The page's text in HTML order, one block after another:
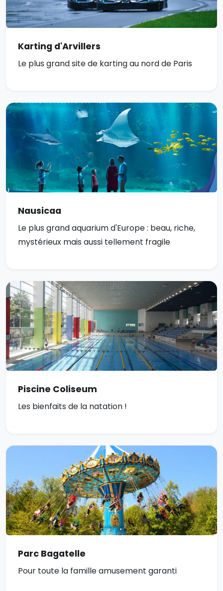
Karting d'Arvillers
Le plus grand site de karting au nord de Paris
Nausicaa
Le plus grand aquarium d'Europe : beau, riche,
mystérieux mais aussi tellement fragile
Piscine Coliseum
Les bienfaits de la natation !
Parc Bagatelle
Pour toute la famille amusement garanti